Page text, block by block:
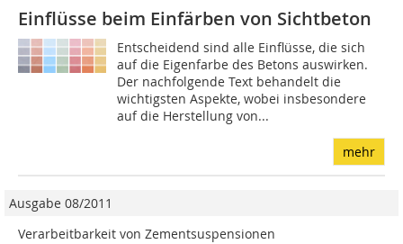
Einflüsse beim Einfärben von Sichtbeton
Entscheidend sind alle Einflüsse, die sich
auf die Ei­gen­farbe des Betons auswirken.
Der nachfolgende Text behandelt die
wichtigsten Aspekte, wobei insbesondere
auf die Herstellung von...
mehr
Ausgabe 08/2011
Verarbeitbarkeit von Zementsuspensionen